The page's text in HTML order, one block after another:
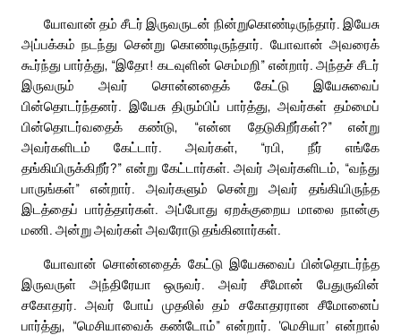
யோவான் தம் சீடர் இருவருடன் நின்றுகொண்டிருந்தார். இயேசு
அப்பக்கம் நடந்து சென்று கொண்டிருந்தார். யோவான் அவரைக்
கூர்ந்து பார்த்து, “இதோ! கடவுளின் செம்மறி” என்றார். அந்தச் சீடர்
இருவரும் அவர் சொன்னதைக் கேட்டு இயேசுவைப்
பின்தொடர்ந்தனர். இயேசு திரும்பிப் பார்த்து, அவர்கள் தம்மைப்
பின்தொடர்வதைக் கண்டு, “என்ன தேடுகிறீர்கள்?” என்று
அவர்களிடம் கேட்டார். அவர்கள், “ரபி, நீர் எங்கே
தங்கியிருக்கிறீர்?” என்று கேட்டார்கள். அவர் அவர்களிடம், “வந்து
பாருங்கள்” என்றார். அவர்களும் சென்று அவர் தங்கியிருந்த
இடத்தைப் பார்த்தார்கள். அப்போது ஏறக்குறைய மாலை நான்கு
மணி. அன்று அவர்கள் அவரோடு தங்கினார்கள்.
யோவான் சொன்னதைக் கேட்டு இயேசுவைப் பின்தொடர்ந்த
இருவருள் அந்திரேயா ஒருவர். அவர் சீமோன் பேதுருவின்
சகோதரர். அவர் போய் முதலில் தம் சகோதரரான சீமோனைப்
பார்த்து, “மெசியாவைக் கண்டோம்” என்றார். ‘மெசியா’ என்றால்